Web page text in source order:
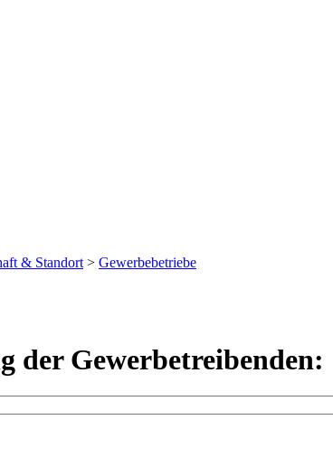
& Standort > Gewerbebetriebe
der Gewerbetreibenden: